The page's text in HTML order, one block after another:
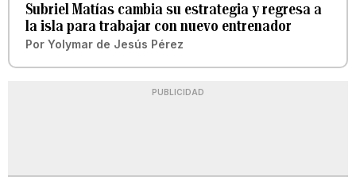
Subriel Matías cambia su estrategia y regresa a
la isla para trabajar con nuevo entrenador
Por Yolymar de Jesús Pérez
PUBLICIDAD